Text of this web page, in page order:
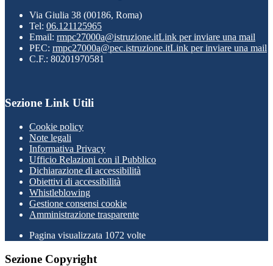
Via Giulia 38 (00186, Roma)
Tel: 06.121125965
Email: rmpc27000a@istruzione.itLink per inviare una mail
PEC: rmpc27000a@pec.istruzione.itLink per inviare una mail
C.F.: 80201970581
Sezione Link Utili
Cookie policy
Note legali
Informativa Privacy
Ufficio Relazioni con il Pubblico
Dichiarazione di accessibilità
Obiettivi di accessibilità
Whistleblowing
Gestione consensi cookie
Amministrazione trasparente
Pagina visualizzata 1072 volte
Sezione Copyright